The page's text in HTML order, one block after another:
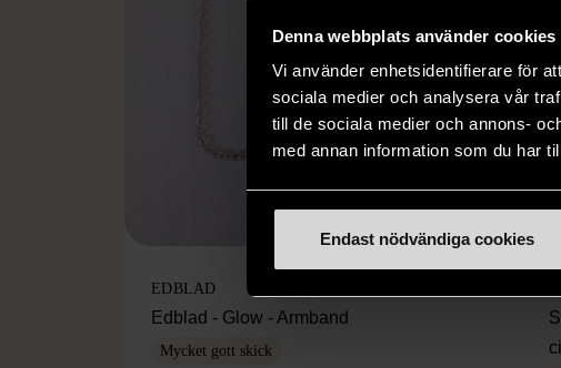
Denna webbplats använder cookies
Vi använder enhetsidentifierare för
sociala medier och analysera vår
till de sociala medier och annons-
med annan information som du har
Endast nödvändiga cookies
1/5
EDBLAD
Edblad - Glow - Armband
Mycket gott skick